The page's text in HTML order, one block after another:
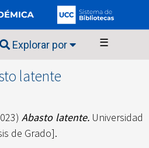
Explorar por ☰
latente
Abasto latente.Universidad
de Grado].